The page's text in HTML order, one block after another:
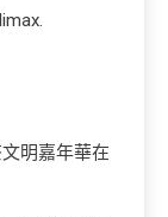
明嘉年華在